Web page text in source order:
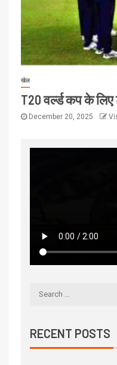
खेल
T20 वर्ल्ड कप के लिए
December 20, 2025
RECENT POSTS